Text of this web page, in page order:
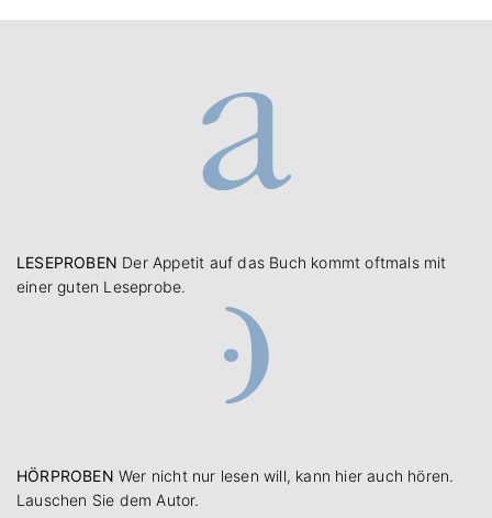
LESEPROBEN Der Appetit auf das Buch kommt oftmals mit
einer guten Leseprobe.
HÖRPROBEN Wer nicht nur lesen will, kann hier auch hören.
Lauschen Sie dem Autor.